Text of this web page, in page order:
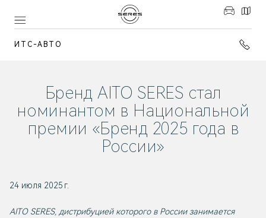
ИТС-АВТО
Бренд AITO SERES стал
номинантом в Национальной
премии «Бренд 2025 года в
России»
24 июля 2025 г.
AITO SERES, дистрибуцией которого в России занимается